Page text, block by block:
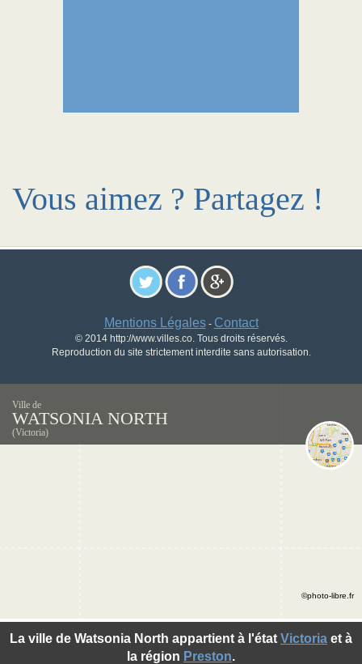
Vous aimez ? Partagez !
Mentions Légales- Contact
© 2014 http://www.villes.co. Tous droits réservés.
Reproduction du site strictement interdite sans autorisation.
Ville de
WATSONIA NORTH
(Victoria)
La ville de Watsonia North appartient à l'état Victoria et à
la région Preston.
©photo-libre.fr